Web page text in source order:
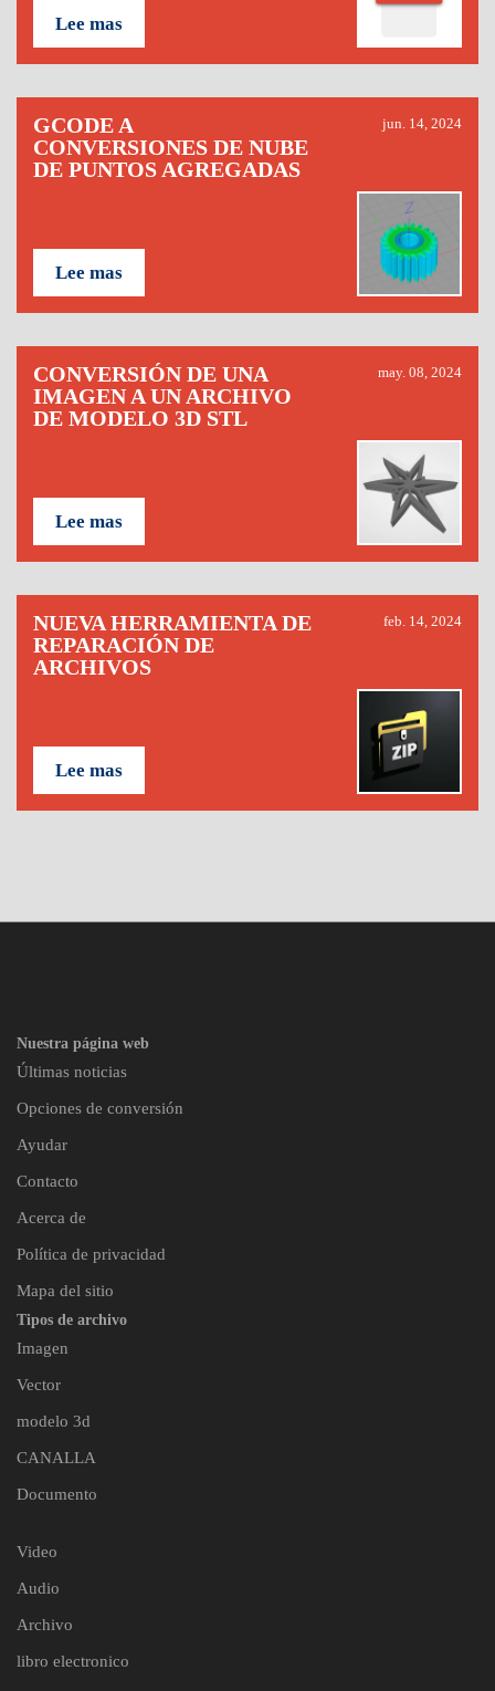
Lee mas
GCODE A
CONVERSIONES DE NUBE
DE PUNTOS AGREGADAS
jun. 14, 2024
Lee mas
CONVERSIÓN DE UNA
IMAGEN A UN ARCHIVO
DE MODELO 3D STL
may. 08, 2024
Lee mas
NUEVA HERRAMIENTA DE
REPARACIÓN DE
ARCHIVOS
feb. 14, 2024
Lee mas
Nuestra página web
Últimas noticias
Opciones de conversión
Ayudar
Contacto
Acerca de
Política de privacidad
Mapa del sitio
Tipos de archivo
Imagen
Vector
modelo 3d
CANALLA
Documento
Video
Audio
Archivo
libro electronico